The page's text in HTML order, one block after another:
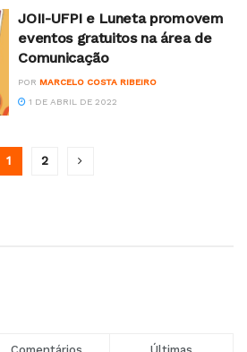
JOII-UFPI e Luneta promovem
eventos gratuitos na área de
Comunicação
POR MARCELO COSTA RIBEIRO
1 DE ABRIL DE 2022
1 2